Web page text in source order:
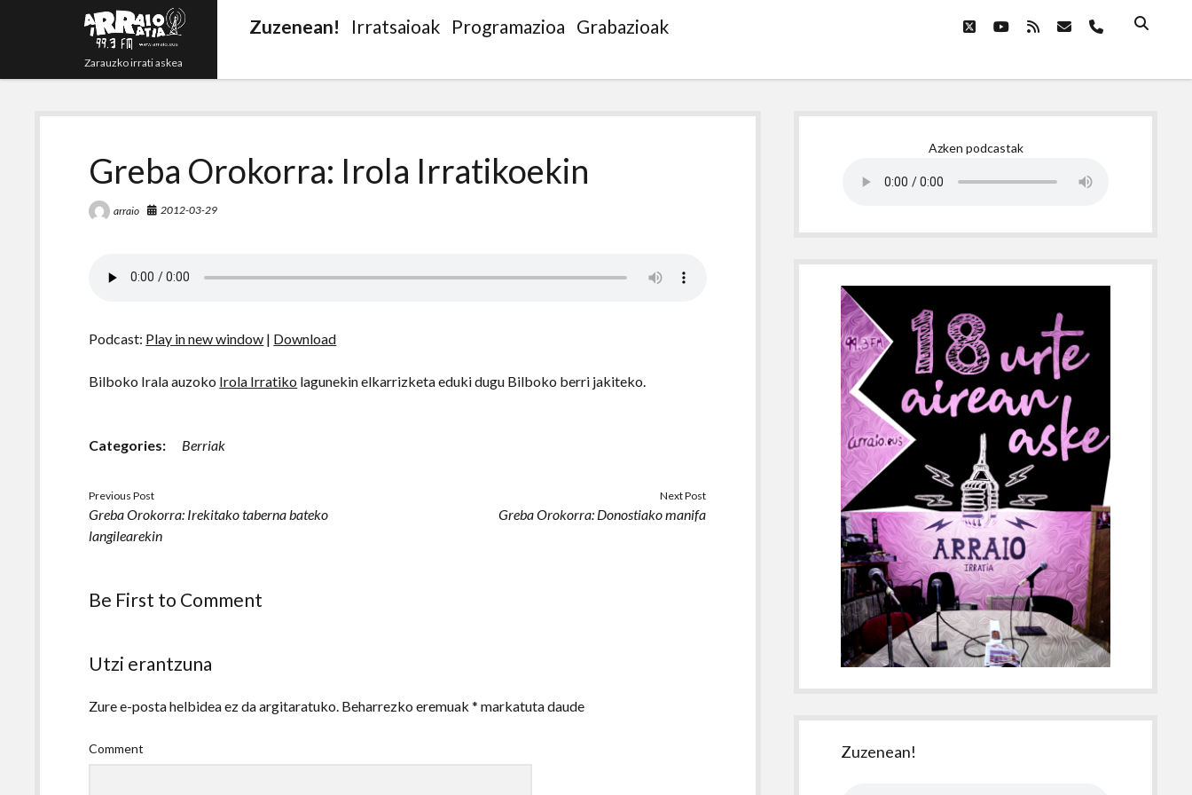
Zarauzko irrati askea
Zuzenean! Irratsaioak Programazioa Grabazioak twitteryoutube
rss emailphone
Greba Orokorra: Irola Irratikoekin
arraio 2012-03-29
Podcast: Play in new window | Download
Bilboko Irala auzoko Irola Irratiko lagunekin elkarrizketa eduki dugu Bilboko berri jakiteko.
Categories: Berriak
Previous Post
Greba Orokorra: Irekitako taberna bateko
langilearekin
Next Post
Greba Orokorra: Donostiako manifa
Be First to Comment
Utzi erantzuna
Zure e-posta helbidea ez da argitaratuko. Beharrezko eremuak* markatuta daude
Comment
Azken podcastak
Zuzenean!